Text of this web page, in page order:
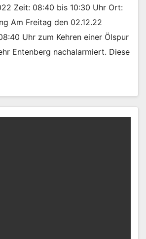
Zeit: 08:40 bis 10:30 Uhr Ort:
Am Freitag den 02.12.22
Uhr zum Kehren einer Ölspur
Entenberg nachalarmiert. Diese